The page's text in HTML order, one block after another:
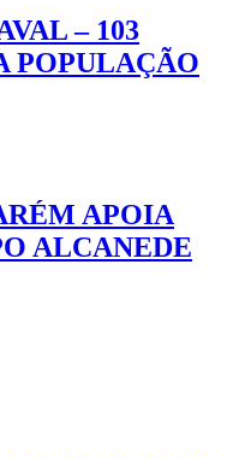
– 103
POPULAÇÃO
APOIA
ALCANEDE